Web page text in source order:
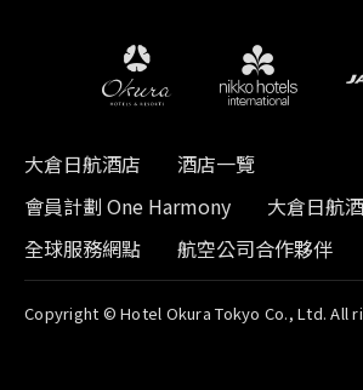
大倉日航酒店
酒店一覽
會員計劃 One Harmony
大倉日航
全球服務網點
航空公司合作夥伴
Copyright © Hotel Okura Tokyo Co., Ltd. All